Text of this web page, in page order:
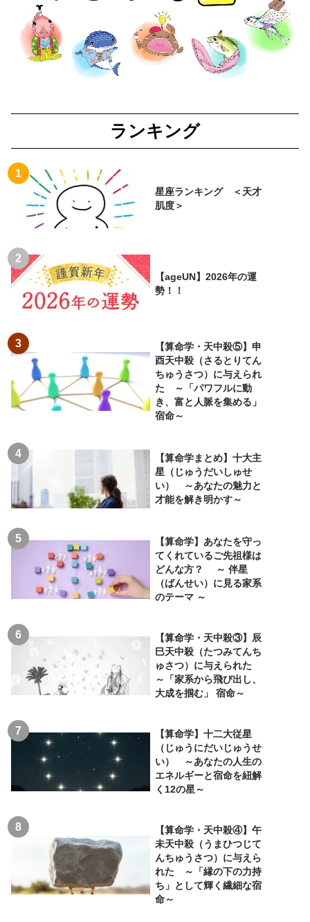
ランキング
星座ランキング ＜天才
肌度＞
【ageUN】2026年の運
勢！！
【算命学・天中殺⑤】申
酉天中殺（さるとりてん
ちゅうさつ）に与えられ
た ～「パワフルに動
き、富と人脈を集める」
宿命～
【算命学まとめ】十大主
星（じゅうだいしゅせ
い） ～あなたの魅力と
才能を解き明かす～
【算命学】あなたを守っ
てくれているご先祖様は
どんな方？ ～ 伴星
（ばんせい）に見る家系
のテーマ ～
【算命学・天中殺③】辰
巳天中殺（たつみてんち
ゅさつ）に与えられた
～「家系から飛び出し、
大成を掴む」 宿命～
【算命学】十二大従星
（じゅうにだいじゅうせ
い） ～あなたの人生の
エネルギーと宿命を紐解
く12の星～
【算命学・天中殺④】午
未天中殺（うまひつじて
んちゅうさつ）に与えら
れた ～「縁の下の力持
ち」として輝く繊細な宿
命～